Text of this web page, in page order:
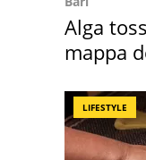
Alga
mappa
LIFESTYLE